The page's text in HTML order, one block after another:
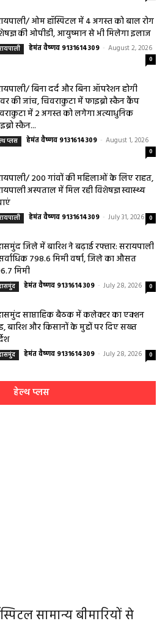
ओम हॉस्पिटल में 4 अगस्त को बाल रोग
की ओपीडी, आयुष्मान से भी मिलेगा इलाज
हेमंत वैष्णव 9131614309 - August 2, 2026
0
बिना दर्द और बिना ऑपरेशन होगी
की जांच, चिवराकुटा में फाइब्रो स्कैन कैंप
में 2 अगस्त को लगेगा अत्याधुनिक
स्कैन...
प्लस हेमंत वैष्णव 9131614309 - August 1, 2026
0
200 गांवों की महिलाओं के लिए राहत,
अस्पताल में मिल रही विशेषज्ञ स्वास्थ्य
हेमंत वैष्णव 9131614309 - July 31, 2026 0
जिले में बारिश ने बढ़ाई रफ्तार: सरायपाली
798.6 मिमी वर्षा, जिले का औसत
मिमी
हेमंत वैष्णव 9131614309 - July 28, 2026 0
साप्ताहिक बैठक में कलेक्टर का एक्शन
बारिश और किसानों के मुद्दों पर दिए सख्त
हेमंत वैष्णव 9131614309 - July 28, 2026 0
हेल्थ प्लस
सामान्य बीमारियों से